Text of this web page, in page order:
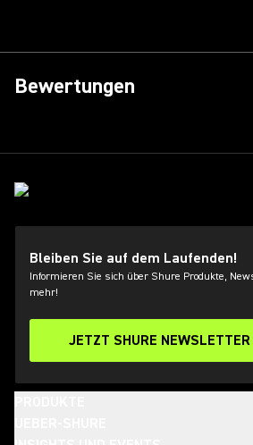
Bewertungen
Bleiben Sie auf dem Laufenden!
Informieren Sie sich über Shure Produkte,
mehr!
JETZT SHURE NEWSLETTER